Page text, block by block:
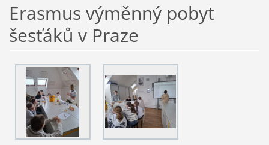
Erasmus výměnný pobyt
šesťáků v Praze